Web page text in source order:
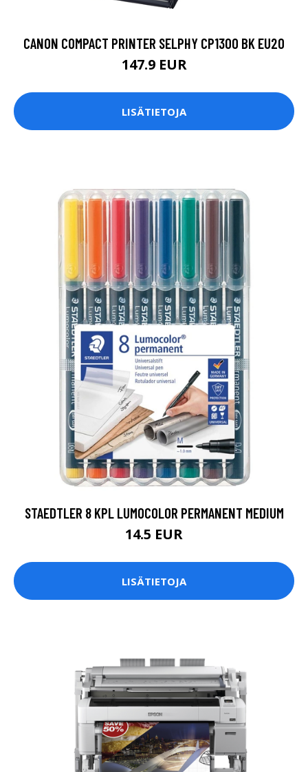
CANON COMPACT PRINTER SELPHY CP1300 BK EU20
147.9 EUR
LISÄTIETOJA
STAEDTLER 8 KPL LUMOCOLOR PERMANENT MEDIUM
14.5 EUR
LISÄTIETOJA